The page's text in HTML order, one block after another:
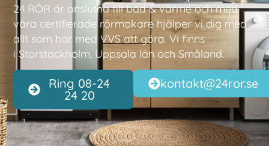
24 RÖR är anslutna till bad & värme och med
våra certifierade rörmokare hjälper vi dig med
allt som har medVVS att göra. Vi finns
iStorstockholm, Uppsala län och Småland.
Ring 08-24
24 20
kontakt@24ror.se